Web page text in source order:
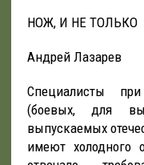
НОЖ, И НЕ ТОЛЬКО
Андрей Лазарев
Специалисты
(боевых, для
выпускаемых
имеют холодного